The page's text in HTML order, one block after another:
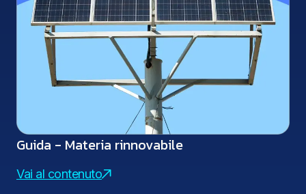
Guida - Materia rinnovabile
Vai al contenuto